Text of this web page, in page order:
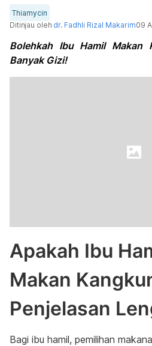
Thiamycin
Ditinjau oleh dr. Fadhli Rizal Makarim09
Bolehkah Ibu Hamil Makan
Banyak Gizi!
Apakah Ibu
Makan
Penjelasan
Bagi ibu hamil, pemilihan